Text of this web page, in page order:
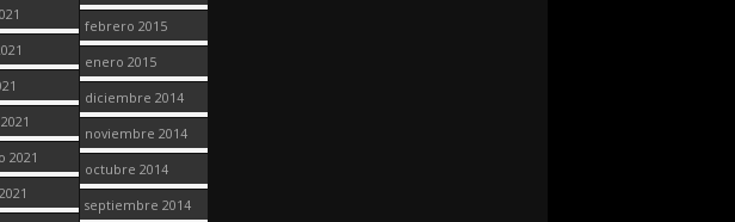
2021
febrero 2015
enero 2015
diciembre 2014
noviembre 2014
octubre 2014
septiembre 2014